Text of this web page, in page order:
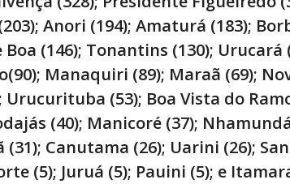
Anori (194); Amaturá (183);
(146); Tonantins (130); Urucará
Manaquiri (89); Maraã (69);
(53); Boa Vista do
(40); Manicoré (37);
Canutama (26); Uarini (26);
(5); Juruá (5); Pauini (5); e